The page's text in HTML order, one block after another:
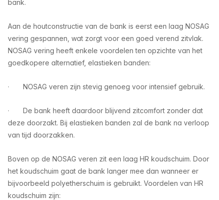
bank.
Aan de houtconstructie van de bank is eerst een laag NOSAG
vering gespannen, wat zorgt voor een goed verend zitvlak.
NOSAG vering heeft enkele voordelen ten opzichte van het
goedkopere alternatief, elastieken banden:
· NOSAG veren zijn stevig genoeg voor intensief gebruik.
·
De bank heeft daardoor blijvend zitcomfort zonder dat
deze doorzakt. Bij elastieken banden zal de bank na verloop
van tijd doorzakken.
Boven op de NOSAG veren zit een laag HR koudschuim. Door
het koudschuim gaat de bank langer mee dan wanneer er
bijvoorbeeld polyetherschuim is gebruikt. Voordelen van HR
koudschuim zijn: